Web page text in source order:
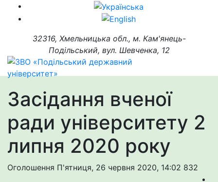
32316, Хмельницька обл., м. Кам'янець-
Подільський, вул. Шевченка, 12
Засідання вченої
ради університету 2
липня 2020 року
Оголошення П'ятниця, 26 червня 2020, 14:02 832